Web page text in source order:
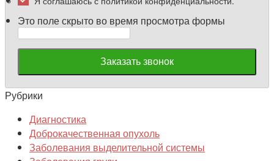
Диагностика
Доброкачественная опухоль
Заболевания груди
Заболевания дыхательной системы
Заболевания кишечника